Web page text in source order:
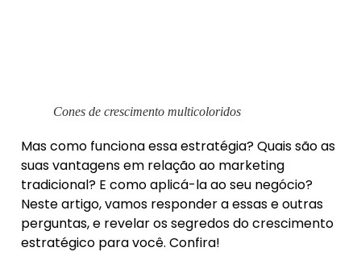
Cones de crescimento multicoloridos
Mas como funciona essa estratégia? Quais são as
suas vantagens em relação ao marketing
tradicional? E como aplicá-la ao seu negócio?
Neste artigo, vamos responder a essas e outras
perguntas, e revelar os segredos do crescimento
estratégico para você. Confira!